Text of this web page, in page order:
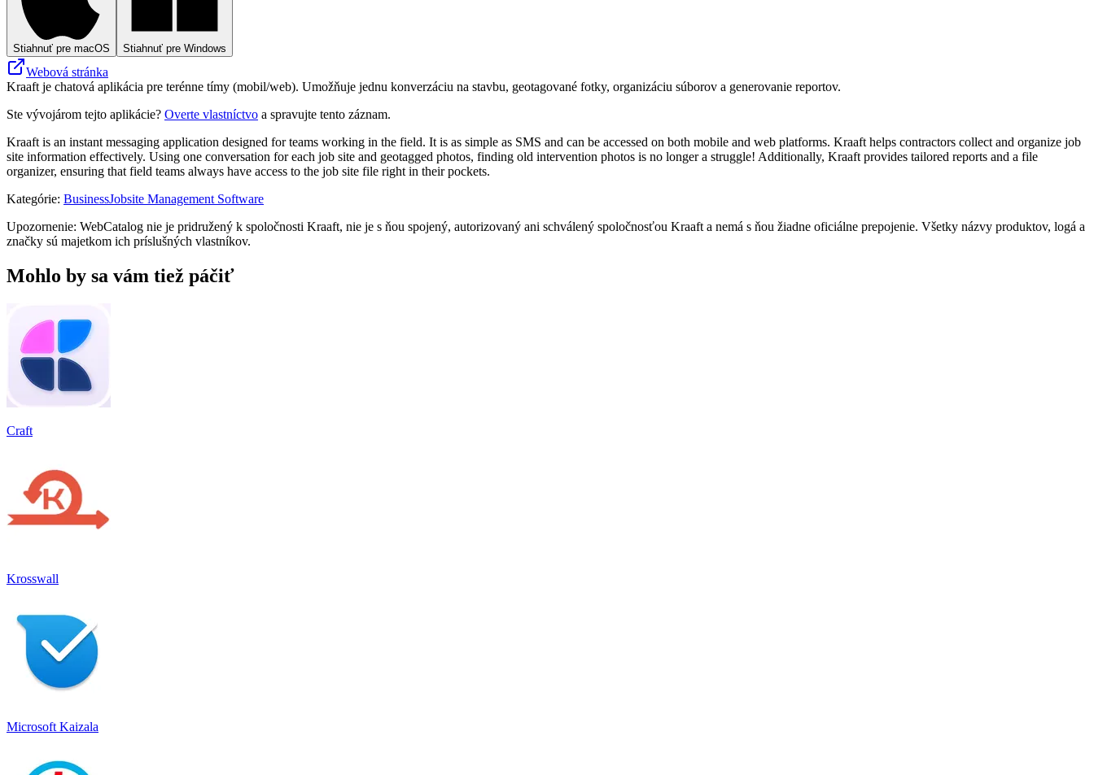
Stiahnuť pre macOS Stiahnuť pre Windows
Webová stránka
Kraaft je chatová aplikácia pre terénne tímy (mobil/web). Umožňuje jednu konverzáciu na stavbu, geotagované fotky, organizáciu súborov a generovanie reportov.
Ste vývojárom tejto aplikácie? Overte vlastníctvo a spravujte tento záznam.
Kraaft is an instant messaging application designed for teams working in the field. It is as simple as SMS and can be accessed on both mobile and web platforms. Kraaft helps contractors collect and organize job
site information effectively. Using one conversation for each job site and geotagged photos, finding old intervention photos is no longer a struggle! Additionally, Kraaft provides tailored reports and a file
organizer, ensuring that field teams always have access to the job site file right in their pockets.
Kategórie: BusinessJobsite Management Software
Upozornenie: WebCatalog nie je pridružený k spoločnosti Kraaft, nie je s ňou spojený, autorizovaný ani schválený spoločnosťou Kraaft a nemá s ňou žiadne oficiálne prepojenie. Všetky názvy produktov, logá a
značky sú majetkom ich príslušných vlastníkov.
Mohlo by sa vám tiež páčiť
Craft
Krosswall
Microsoft Kaizala